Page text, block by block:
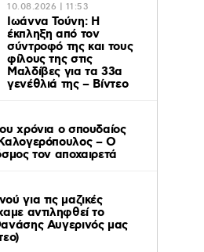
10.08.2026 | 11:53
Ιωάννα Τούνη: Η
έκπληξη από τον
σύντροφό της και τους
φίλους της στις
Μαλδίβες για τα 33α
γενέθλιά της – Βίντεο
χρόνια ο σπουδαίος
– Ο
τον αποχαιρετά
για τις μαζικές
αντιληφθεί το
Αυγερινός μας